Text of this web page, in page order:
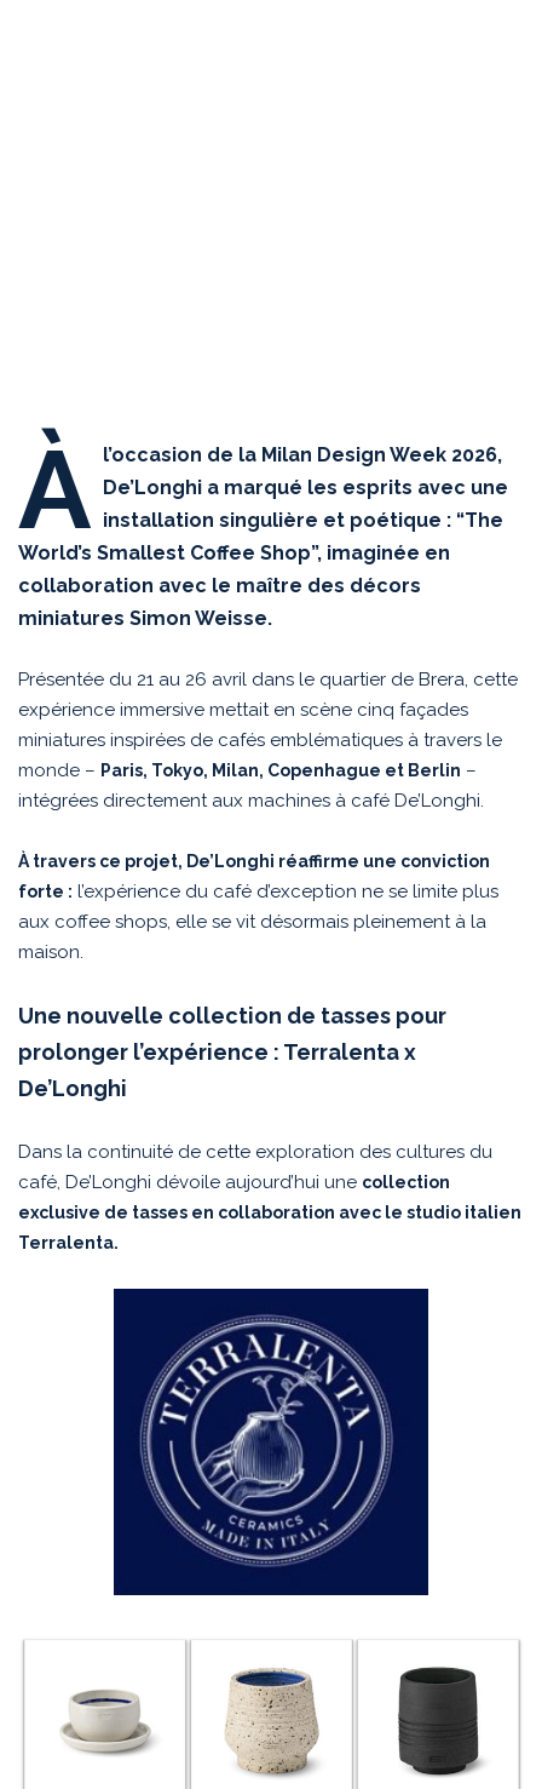
À l’occasion de la Milan Design Week 2026,
De’Longhi a marqué les esprits avec une
installation singulière et poétique : “The
World’s Smallest Coffee Shop”, imaginée en
collaboration avec le maître des décors
miniatures Simon Weisse.
Présentée du 21 au 26 avril dans le quartier de Brera, cette
expérience immersive mettait en scène cinq façades
miniatures inspirées de cafés emblématiques à travers le
monde – Paris, Tokyo, Milan, Copenhague et Berlin –
intégrées directement aux machines à café De’Longhi.
À travers ce projet, De’Longhi réaffirme une conviction
forte : l’expérience du café d’exception ne se limite plus
aux coffee shops, elle se vit désormais pleinement à la
maison.
Une nouvelle collection de tasses pour
prolonger l’expérience : Terralenta x
De’Longhi
Dans la continuité de cette exploration des cultures du
café, De’Longhi dévoile aujourd’hui une collection
exclusive de tasses en collaboration avec le studio italien
Terralenta.